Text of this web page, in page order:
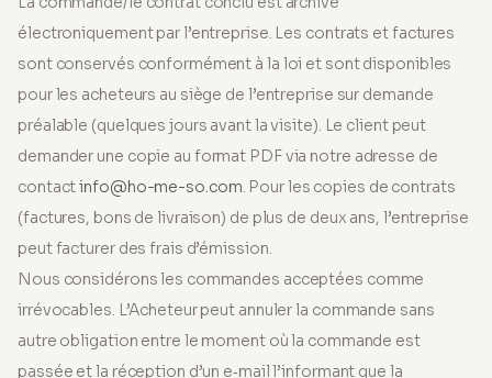
électroniquement par l’entreprise. Les contrats et factures
sont conservés conformément à la loi et sont disponibles
pour les acheteurs au siège de l’entreprise sur demande
préalable (quelques jours avant la visite). Le client peut
demander une copie au format PDF via notre adresse de
contactinfo@ho-me-so.com. Pour les copies de contrats
(factures, bons de livraison) de plus de deux ans, l’entreprise
peut facturer des frais d’émission.
Nous considérons les commandes acceptées comme
irrévocables. L’Acheteur peut annuler la commande sans
autre obligation entre le moment où la commande est
passée et la réception d’un e‑mail l’informant que la